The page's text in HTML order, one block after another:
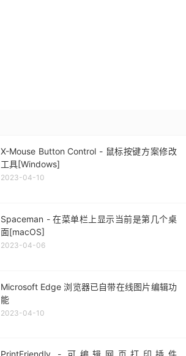
X-Mouse Button Control - 鼠标按键方案修改
工具[Windows]
2023-04-10
Spaceman - 在菜单栏上显示当前是第几个桌
面[macOS]
2023-04-06
Microsoft Edge 浏览器已自带在线图片编辑功
能
2023-04-10